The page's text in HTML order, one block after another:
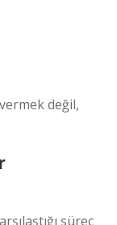
değil,
süreç